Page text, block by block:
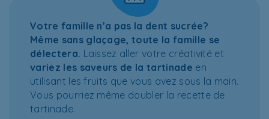
Votre famille n’a pas la dent sucrée?
Même sans glaçage, toute la famille se
délectera. Laissez aller votre créativité et
variez les saveurs de la tartinade en
utilisant les fruits que vous avez sous la main.
Vous pourriez même doubler la recette de
tartinade.